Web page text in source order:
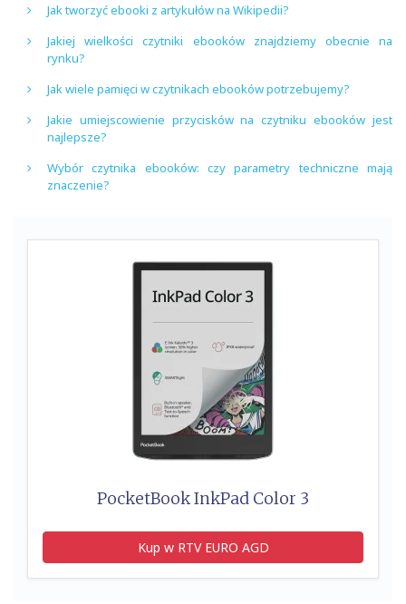
Jak tworzyć ebooki z artykułów na Wikipedii?
Jakiej wielkości czytniki ebooków znajdziemy obecnie na
rynku?
Jak wiele pamięci w czytnikach ebooków potrzebujemy?
Jakie umiejscowienie przycisków na czytniku ebooków jest
najlepsze?
Wybór czytnika ebooków: czy parametry techniczne mają
znaczenie?
PocketBook InkPad Color 3
Kup w RTV EURO AGD